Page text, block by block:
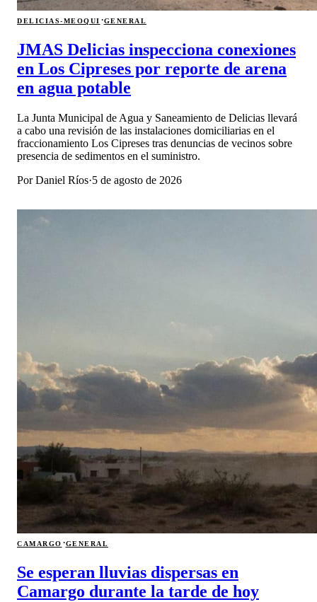
DELICIAS-MEOQUI ·GENERAL
JMAS Delicias inspecciona conexiones
en Los Cipreses por reporte de arena
en agua potable
La Junta Municipal de Agua y Saneamiento de Delicias llevará
a cabo una revisión de las instalaciones domiciliarias en el
fraccionamiento Los Cipreses tras denuncias de vecinos sobre
presencia de sedimentos en el suministro.
PorDaniel Ríos·5 de agosto de 2026
CAMARGO ·GENERAL
Se esperan lluvias dispersas en
Camargo durante la tarde de hoy